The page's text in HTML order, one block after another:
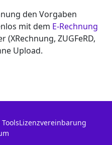
den Vorgaben
mit dem E-Rechnung
(XRechnung, ZUGFeRD,
Upload.
Lizenzvereinbarung